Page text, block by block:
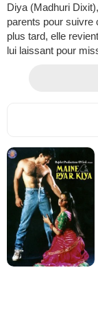
Diya (Madhuri
parents pour suivre
plus tard, elle
lui laissant pour